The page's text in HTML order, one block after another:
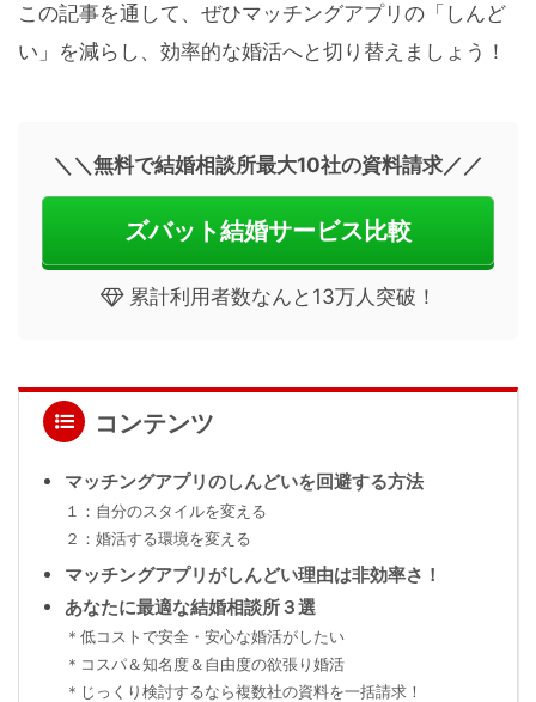
この記事を通して、ぜひマッチングアプリの「しんど
い」を減らし、効率的な婚活へと切り替えましょう！
＼＼無料で結婚相談所最大10社の資料請求／／
ズバット結婚サービス比較
累計利用者数なんと13万人突破！
コンテンツ
マッチングアプリのしんどいを回避する方法
１：自分のスタイルを変える
２：婚活する環境を変える
マッチングアプリがしんどい理由は非効率さ！
あなたに最適な結婚相談所３選
＊低コストで安全・安心な婚活がしたい
＊コスパ＆知名度＆自由度の欲張り婚活
＊じっくり検討するなら複数社の資料を一括請求！